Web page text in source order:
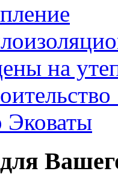
на
Эковаты